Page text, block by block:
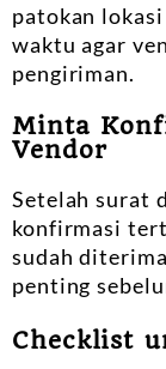
patokan
waktu agar
pengiriman.
Minta
Vendor
Setelah surat
konfirmasi
sudah
penting
Checklist